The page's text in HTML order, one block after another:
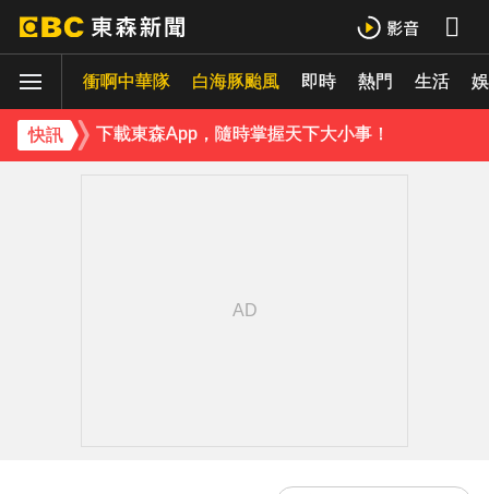
衝啊中華隊 白海豚颱風 即時 熱門 生活
快訊
下載東森App，隨時掌握天下大小事！
《理財達人秀》X 安聯投信免費講座報名中！搶先卡位 2027
下載東森App，隨時掌握天下大小事！